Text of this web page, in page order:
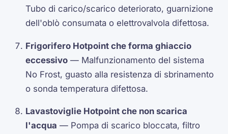
Tubo di carico/scarico deteriorato, guarnizione
dell'oblò consumata o elettrovalvola difettosa.
Frigorifero Hotpoint che forma ghiaccio
eccessivo — Malfunzionamento del sistema
No Frost, guasto alla resistenza di sbrinamento
o sonda temperatura difettosa.
Lavastoviglie Hotpoint che non scarica
l'acqua — Pompa di scarico bloccata, filtro